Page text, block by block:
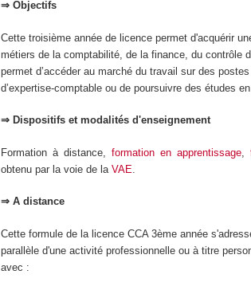
⇒ Objectifs
Cette troisième année de licence permet d'acquérir
métiers de la comptabilité, de la finance, du contrôle
permet d’accéder au marché du travail sur des
d’expertise-comptable ou de poursuivre des études
⇒ Dispositifs et modalités d'enseignement
Formation à distance, formation en apprentissage ,
obtenu par la voie de la VAE
⇒ A distance
Cette formule de la licence CCA 3ème année
parallèle d'une activité professionnelle ou à titre
avec :